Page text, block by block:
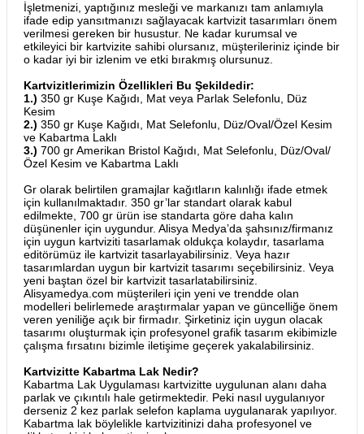
İşletmenizi, yaptığınız mesleği ve markanızı tam anlamıyla
ifade edip yansıtmanızı sağlayacak kartvizit tasarımları önem
verilmesi gereken bir husustur. Ne kadar kurumsal ve
etkileyici bir kartvizite sahibi olursanız, müşterileriniz içinde bir
o kadar iyi bir izlenim ve etki bırakmış olursunuz.
Kartvizitlerimizin Özellikleri Bu Şekildedir:
1.) 350 gr Kuşe Kağıdı, Mat veya Parlak Selefonlu, Düz
Kesim
2.) 350 gr Kuşe Kağıdı, Mat Selefonlu, Düz/Oval/Özel Kesim
ve Kabartma Laklı
3.) 700 gr Amerikan Bristol Kağıdı, Mat Selefonlu, Düz/Oval/
Özel Kesim ve Kabartma Laklı
Gr olarak belirtilen gramajlar kağıtların kalınlığı ifade etmek
için kullanılmaktadır. 350 gr’lar standart olarak kabul
edilmekte, 700 gr ürün ise standarta göre daha kalın
düşünenler için uygundur. Alisya Medya’da şahsınız/firmanız
için uygun kartviziti tasarlamak oldukça kolaydır, tasarlama
editörümüz ile kartvizit tasarlayabilirsiniz. Veya hazır
tasarımlardan uygun bir kartvizit tasarımı seçebilirsiniz. Veya
yeni baştan özel bir kartvizit tasarlatabilirsiniz.
Alisyamedya.com müşterileri için yeni ve trendde olan
modelleri belirlemede araştırmalar yapan ve güncelliğe önem
veren yeniliğe açık bir firmadır. Şirketiniz için uygun olacak
tasarımı oluşturmak için profesyonel grafik tasarım ekibimizle
çalışma fırsatını bizimle iletişime geçerek yakalabilirsiniz.
Kartvizitte Kabartma Lak Nedir?
Kabartma Lak Uygulaması kartvizitte uygulunan alanı daha
parlak ve çıkıntılı hale getirmektedir. Peki nasıl uygulanıyor
derseniz 2 kez parlak selefon kaplama uygulanarak yapılıyor.
Kabartma lak böylelikle kartvizitinizi daha profesyonel ve